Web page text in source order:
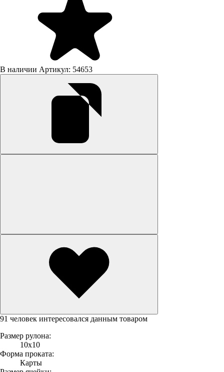
В наличии Артикул: 54653
91 человек интересовался данным товаром
Размер рулона:
10х10
Форма проката:
Карты